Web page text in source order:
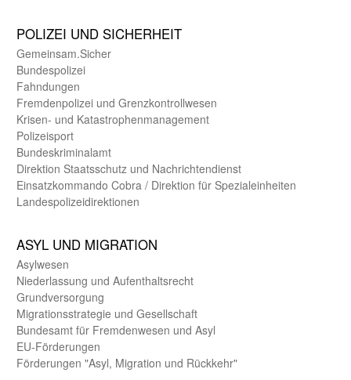
POLIZEI UND SICHER­HEIT
Gemein­sam.Sicher
Bundes­polizei
Fahndungen
Fremdenpolizei und Grenzkontrollwesen
Krisen- und Katastrophen­management
Polizeisport
Bundes­kriminal­amt
Direktion Staats­schutz und Nach­richten­dienst
Einsatz­kommando Cobra / Direktion für Spezialeinheiten
Landes­polizei­direk­tionen
ASYL UND MIGRA­TION
Asyl­wesen
Nieder­lassung und Aufent­halts­recht
Grund­versorgung
Migrations­strategie und Gesell­schaft
Bundes­amt für Fremden­wesen und Asyl
EU-Förde­rungen
Förderungen "Asyl, Migration und Rückkehr"